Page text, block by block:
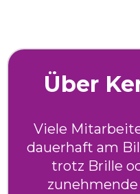
Über
Viele
dauerhaft am
trotz Brille